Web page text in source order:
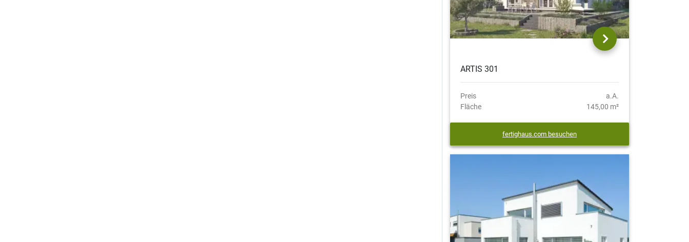
ARTIS 301
Preis
a.A.
Fläche
145,00 m²
fertighaus.com besuchen